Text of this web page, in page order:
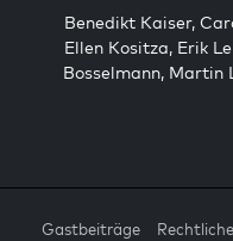
Benedikt Kaiser,
Ellen Kositza, Erik
Bosselmann, Martin
Gastbeiträge